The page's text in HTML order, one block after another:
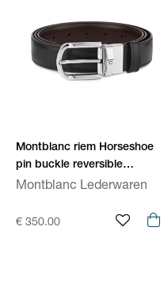
Montblanc riem Horseshoe
pin buckle reversible
zwart/bruin leder 30mm
Montblanc Lederwaren
€ 350.00